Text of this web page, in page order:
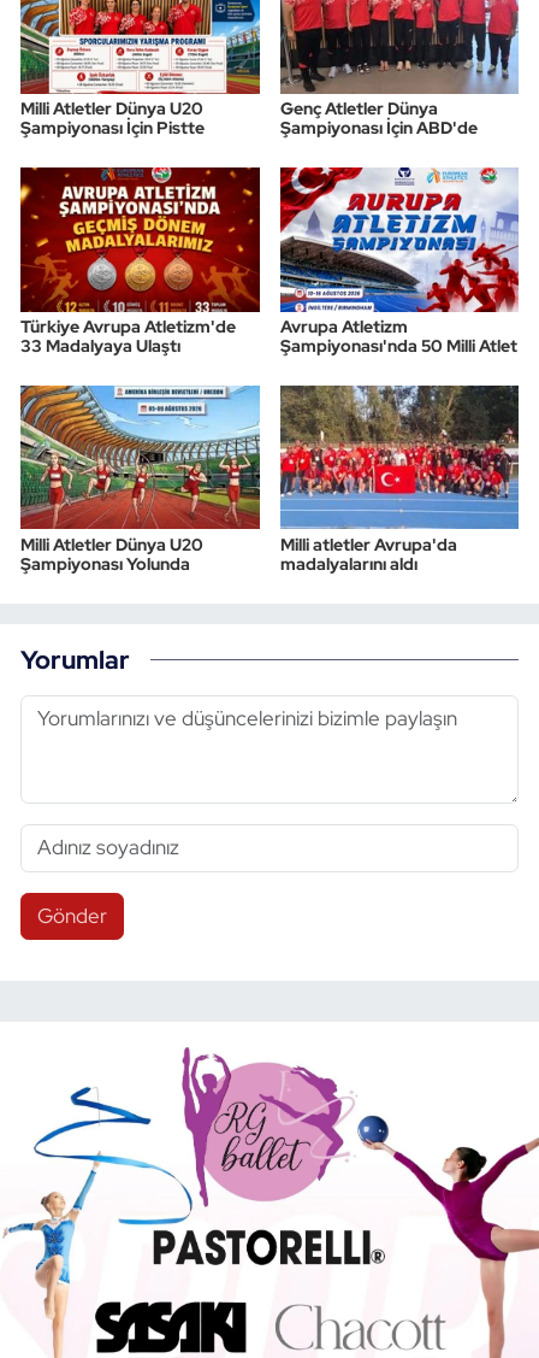
Milli Atletler Dünya U20
Şampiyonası İçin Pistte
Genç Atletler Dünya
Şampiyonası İçin ABD'de
Türkiye Avrupa Atletizm'de
33 Madalyaya Ulaştı
Avrupa Atletizm
Şampiyonası'nda 50 Milli Atlet
Milli Atletler Dünya U20
Şampiyonası Yolunda
Milli atletler Avrupa'da
madalyalarını aldı
Yorumlar
Gönder